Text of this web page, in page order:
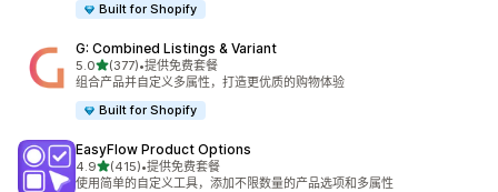
Built for Shopify
G: Combined Listings & Variant
5.0星（满分 5 星）
(377)
总共 377 条评论
•提供免费套餐
组合产品并自定义多属性，打造更优质的购物体验
Built for Shopify
EasyFlow Product Options
4.9星（满分 5 星）
(415)
总共 415 条评论
•提供免费套餐
使用简单的自定义工具，添加不限数量的产品选项和多属性